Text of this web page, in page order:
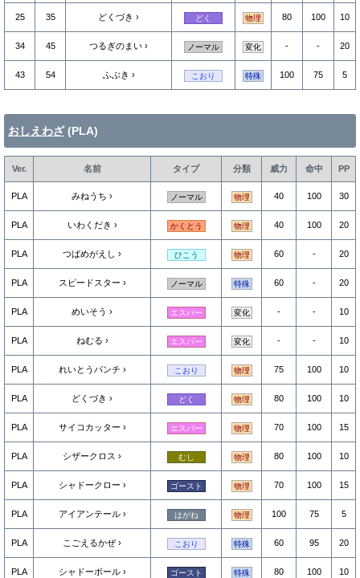
25 35 どくづき どく 物理 80 100 10
34 45 つるぎのまい ノーマル 変化 - - 20
43 54 ふぶき こおり 特殊 100 75 5
おしえわざ(PLA)
Ver. 名前 タイプ 分類 威力 命中 PP
PLA みねうち ノーマル 物理 40 100 30
PLA いわくだき かくとう 物理 40 100 20
PLA つばめがえし ひこう 物理 60 - 20
PLA スピードスター ノーマル 特殊 60 - 20
PLA めいそう エスパー 変化 - - 10
PLA ねむる エスパー 変化 - - 10
PLA れいとうパンチ こおり 物理 75 100 10
PLA どくづき どく 物理 80 100 10
PLA サイコカッター エスパー 物理 70 100 15
PLA シザークロス むし 物理 80 100 10
PLA シャドークロー ゴースト 物理 70 100 15
PLA アイアンテール はがね 物理 100 75 5
PLA こごえるかぜ こおり 特殊 60 95 20
PLA シャドーボール ゴースト 特殊 80 100 10